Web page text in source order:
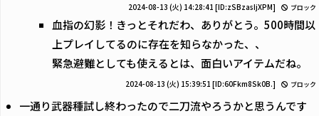
2024-08-13 (火) 14:28:41 [ID:zSBzasIjXPM] ブロック
血指の幻影！きっとそれだわ、ありがとう。500時間以
上プレイしてるのに存在を知らなかった、、
緊急避難としても使えるとは、面白いアイテムだね。
2024-08-13 (火) 15:39:51 [ID:60Fkm8Sk0B.] ブロック
一通り武器種試し終わったので二刀流やろうかと思うんです